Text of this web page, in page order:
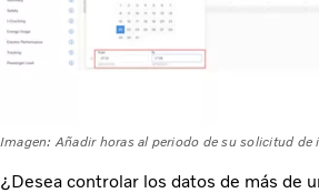
Imagen: Añadir horas al periodo de su solicitud de
¿Desea controlar los datos de más de